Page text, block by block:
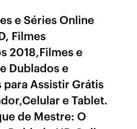
e Séries Online
Filmes
2018,Filmes e
Dublados e
para Assistir Grátis
e Tablet.
de Mestre: O